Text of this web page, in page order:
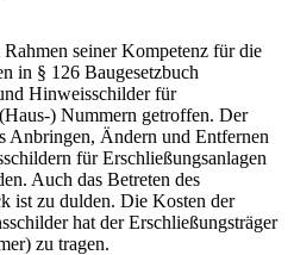
seiner Kompetenz für die
in § 126 Baugesetzbuch
Hinweisschilder für
) Nummern getroffen. Der
Anbringen, Ändern und Entfernen
für Erschließungsanlagen
Auch das Betreten des
ist zu dulden. Die Kosten der
hat der Erschließungsträger
zu tragen.